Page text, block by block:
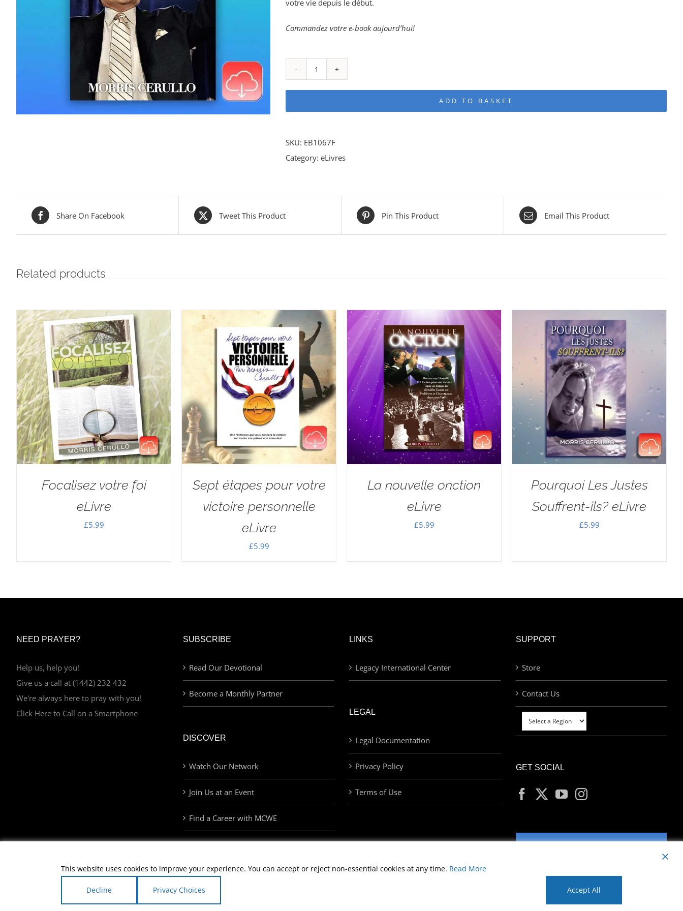
votre vie depuis le début.
Commandez votre e-book aujourd’hui!
foi
ADD TO BASKET
SKU: EB1067F
Category: eLivres
Share On Facebook Tweet This Product Pin This Product Email This Product
Related products
Focalisez votre foi
eLivre
£5.99
Sept étapes pour votre
victoire personnelle
eLivre
£5.99
La nouvelle onction
eLivre
£5.99
Pourquoi Les Justes
Souffrent-ils? eLivre
£5.99
NEED PRAYER?
Help us, help you!
Give us a call at (1442) 232 432
We're always here to pray with you!
Click Here to Call on a Smartphone
SUBSCRIBE
Read Our Devotional
Become a Monthly Partner
DISCOVER
Watch Our Network
Join Us at an Event
Find a Career with MCWE
LINKS
Legacy International Center
LEGAL
Legal Documentation
Privacy Policy
Terms of Use
SUPPORT
Store
Contact Us
GET SOCIAL
MY ACCOUNT
This website uses cookies to improve your experience. You can accept or reject non-essential cookies at any time. Read More
Decline Privacy Choices Accept All